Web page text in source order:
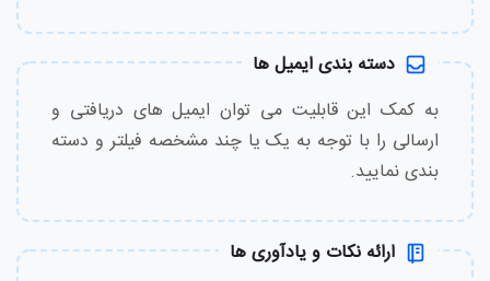
دسته بندی ایمیل ها
به کمک این قابلیت می توان ایمیل های دریافتی و
ارسالی را با توجه به یک یا چند مشخصه فیلتر و دسته
بندی نمایید.
ارائه نکات و یادآوری ها